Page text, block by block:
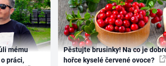
mému
práci,
Pěstujte brusinky! Na co je
hořce kyselé červené ovoce?